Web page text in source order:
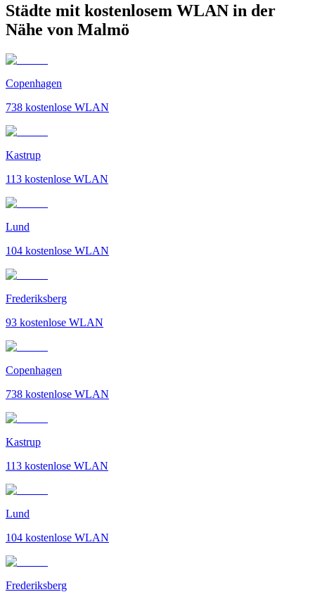
Städte mit kostenlosem WLAN in der
Nähe von Malmö
Copenhagen
738 kostenlose WLAN
Kastrup
113 kostenlose WLAN
Lund
104 kostenlose WLAN
Frederiksberg
93 kostenlose WLAN
Copenhagen
738 kostenlose WLAN
Kastrup
113 kostenlose WLAN
Lund
104 kostenlose WLAN
Frederiksberg